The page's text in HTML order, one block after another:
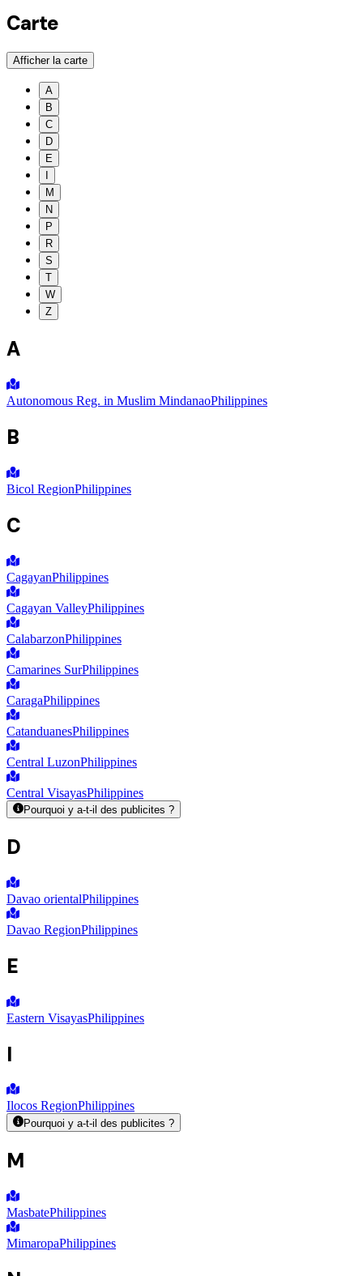
Carte
Afficher la carte
A
B
C
D
E
M
N
P
R
S
T
W
Z
A
Autonomous Reg. in Muslim MindanaoPhilippines
B
Bicol RegionPhilippines
C
CagayanPhilippines
Cagayan ValleyPhilippines
CalabarzonPhilippines
Camarines SurPhilippines
CaragaPhilippines
CatanduanesPhilippines
Central LuzonPhilippines
Central VisayasPhilippines
Pourquoi y a-t-il des publicites ?
D
Davao orientalPhilippines
Davao RegionPhilippines
E
Eastern VisayasPhilippines
I
Ilocos RegionPhilippines
Pourquoi y a-t-il des publicites ?
M
MasbatePhilippines
MimaropaPhilippines